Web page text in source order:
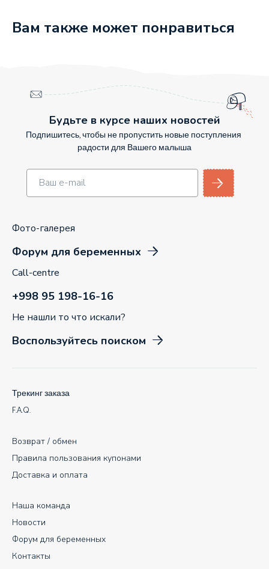
Вам также может понравиться
Будьте в курсе наших новостей
Подпишитесь, чтобы не пропустить новые поступления
радости для Вашего малыша
Фото-галерея
Форум для беременных
Call-centre
+998 95 198-16-16
Не нашли то что искали?
Воспользуйтесь поиском
Наша команда
Новости
Форум для беременных
Контакты
Возврат / обмен
Правила пользования купонами
Доставка и оплата
Трекинг заказа
F.A.Q.